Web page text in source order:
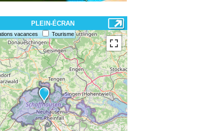
PLEIN-ÉCRAN
vacances Tourisme